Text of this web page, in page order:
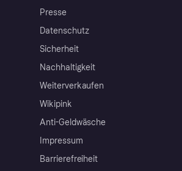
Presse
Datenschutz
Sicherheit
Nachhaltigkeit
Weiterverkaufen
Wikipink
Anti-Geldwäsche
Impressum
Barrierefreiheit